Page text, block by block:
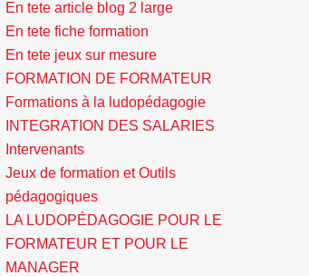
En tete article blog 2 large
En tete fiche formation
En tete jeux sur mesure
FORMATION DE FORMATEUR
Formations à la ludopédagogie
INTEGRATION DES SALARIES
Intervenants
Jeux de formation et Outils
pédagogiques
LA LUDOPÉDAGOGIE POUR LE
FORMATEUR ET POUR LE
MANAGER